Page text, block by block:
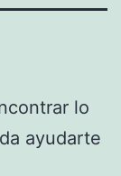
lo
ayudarte